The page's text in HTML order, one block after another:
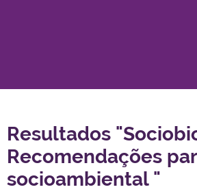
Resultados
Recomendações
socioambiental "